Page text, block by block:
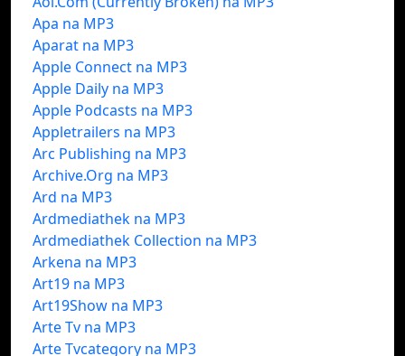
Apa na MP3
Aparat na MP3
Apple Connect na MP3
Apple Daily na MP3
Apple Podcasts na MP3
Appletrailers na MP3
Arc Publishing na MP3
Archive.Org na MP3
Ard na MP3
Ardmediathek na MP3
Ardmediathek Collection na MP3
Arkena na MP3
Art19 na MP3
Art19Show na MP3
Arte Tv na MP3
Arte Tvcategory na MP3